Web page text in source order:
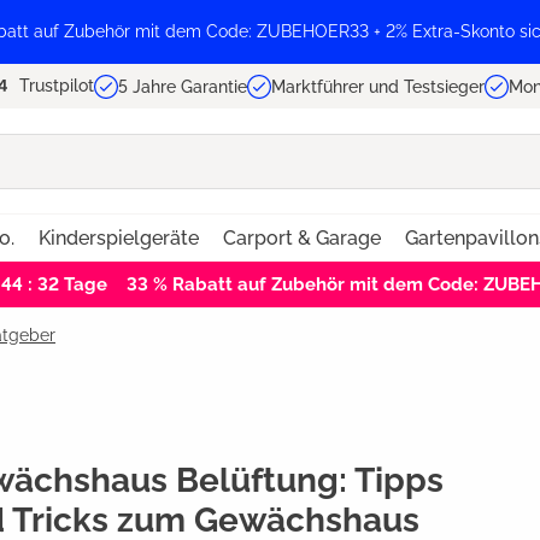
auf Zubehör mit dem Code: ZUBEHOER33 + 2% Extra-Skonto
Trustpilot 5 Jahre Garantie Marktführer und Testsieger
Kinderspielgeräte Carport & Garage
: 31Tage 33 % Rabatt auf Zubehör mit dem Code:
Belüftung: Tipps
Tricks zum Gewächshaus